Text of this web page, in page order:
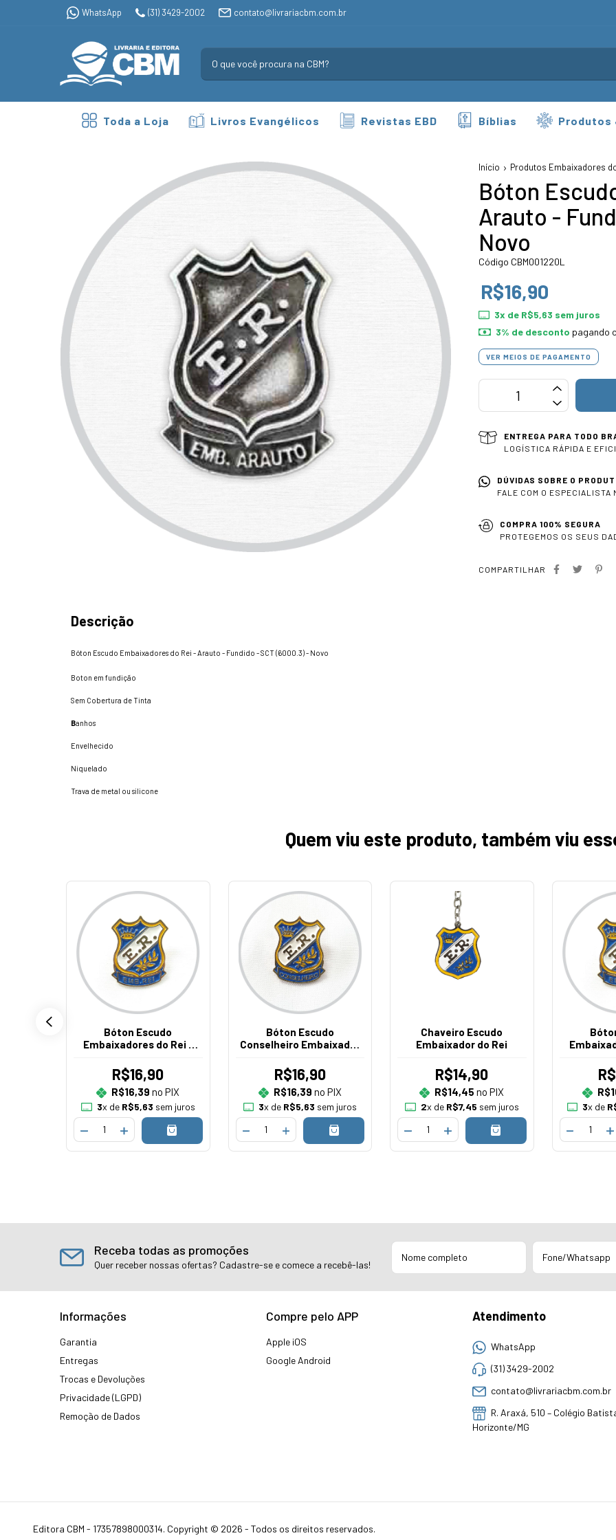
WhatsApp (31) 3429-2002 contato@livrariacbm.com.br
Toda a Loja Livros Evangélicos Revistas EBD Bíblias Produtos
Início Produtos Embaixadores
Bóton
Arauto -
Novo
Código CBM001220L
R$16,90
3x de R$5,63 sem juros
3% de desconto pagando
VER MEIOS DE PAGAMENTO
ENTREGA PARA TODO
LOGÍSTICA RÁPIDA E
DÚVIDAS SOBRE O
FALE COM O ESPECIALISTA
COMPRA 100% SEGURA
PROTEGEMOS OS SEUS
COMPARTILHAR
Descrição
Bóton Escudo Embaixadores do Rei - Arauto - Fundido - SCT (6000.3) - Novo
Boton em fundição
Sem Cobertura de Tinta
Banhos
Envelhecido
Niquelado
Trava de metal ou silicone
Quem viu este produto, também viu
Bóton Escudo
Embaixadores do Rei -
Novo
R$16,90
R$16,39 no PIX
3x de R$5,63 sem juros
Bóton Escudo
Conselheiro Embaixador
(6007) - Novo
R$16,90
R$16,39 no PIX
3x de R$5,63 sem juros
Chaveiro Escudo
Embaixador do Rei
R$14,90
R$14,45 no PIX
2x de R$7,45 sem juros 3x de
Receba todas as promoções
Quer receber nossas ofertas? Cadastre-se e comece a recebê-las!
Informações
Garantia
Entregas
Trocas e Devoluções
Privacidade (LGPD)
Remoção de Dados
Compre pelo APP
Apple iOS
Google Android
Atendimento
WhatsApp
(31) 3429-2002
contato@livrariacbm.com.br
R. Araxá, 510 – Colégio
Horizonte/MG
Editora CBM - 17357898000314. Copyright © 2026 - Todos os direitos reservados.